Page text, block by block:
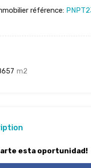
référence:
m2
esta oportunidad!